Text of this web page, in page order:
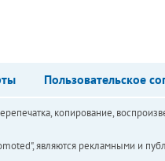
Пользовательское
копирование,
являются рекламными и